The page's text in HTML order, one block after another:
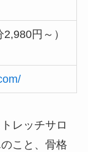
円～）
レッチサロ
こと、骨格